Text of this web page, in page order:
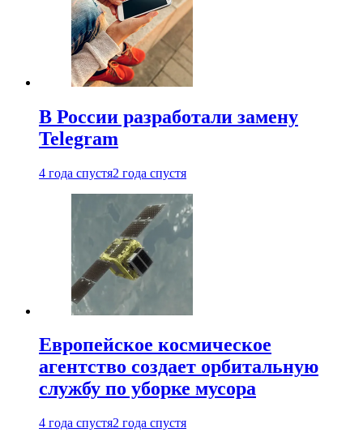
В России разработали замену
Telegram
4 года спустя2 года спустя
Европейское космическое
агентство создает орбитальную
службу по уборке мусора
4 года спустя2 года спустя